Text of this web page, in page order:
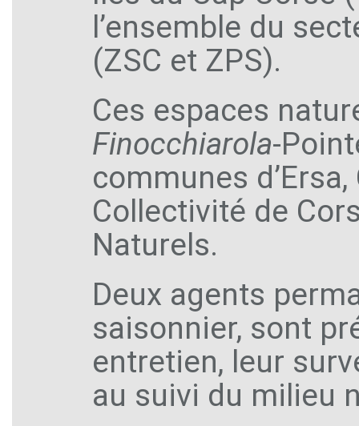
l’ensemble du
(ZSC et ZPS).
Ces espaces
Finocchiarola-
communes
Collectivité de
Naturels.
Deux agents
saisonnier, sont
entretien, leur
au suivi du milieu